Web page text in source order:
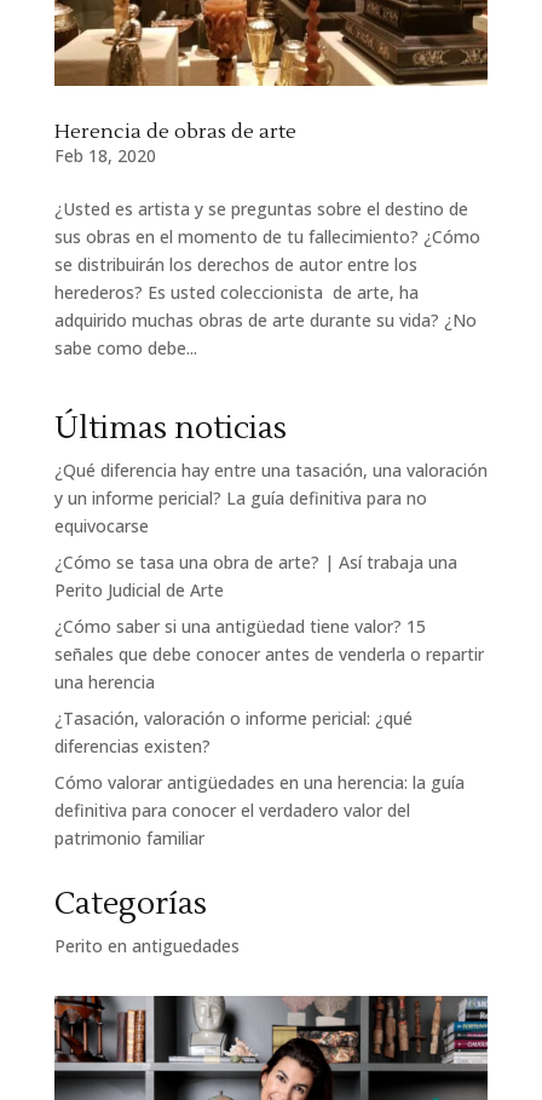
Herencia de obras de arte
Feb 18, 2020
¿Usted es artista y se preguntas sobre el destino de
sus obras en el momento de tu fallecimiento? ¿Cómo
se distribuirán los derechos de autor entre los
herederos? Es usted coleccionista de arte, ha
adquirido muchas obras de arte durante su vida? ¿No
sabe como debe...
Últimas noticias
¿Qué diferencia hay entre una tasación, una valoración
y un informe pericial? La guía definitiva para no
equivocarse
¿Cómo se tasa una obra de arte? | Así trabaja una
Perito Judicial de Arte
¿Cómo saber si una antigüedad tiene valor? 15
señales que debe conocer antes de venderla o repartir
una herencia
¿Tasación, valoración o informe pericial: ¿qué
diferencias existen?
Cómo valorar antigüedades en una herencia: la guía
definitiva para conocer el verdadero valor del
patrimonio familiar
Categorías
Perito en antiguedades